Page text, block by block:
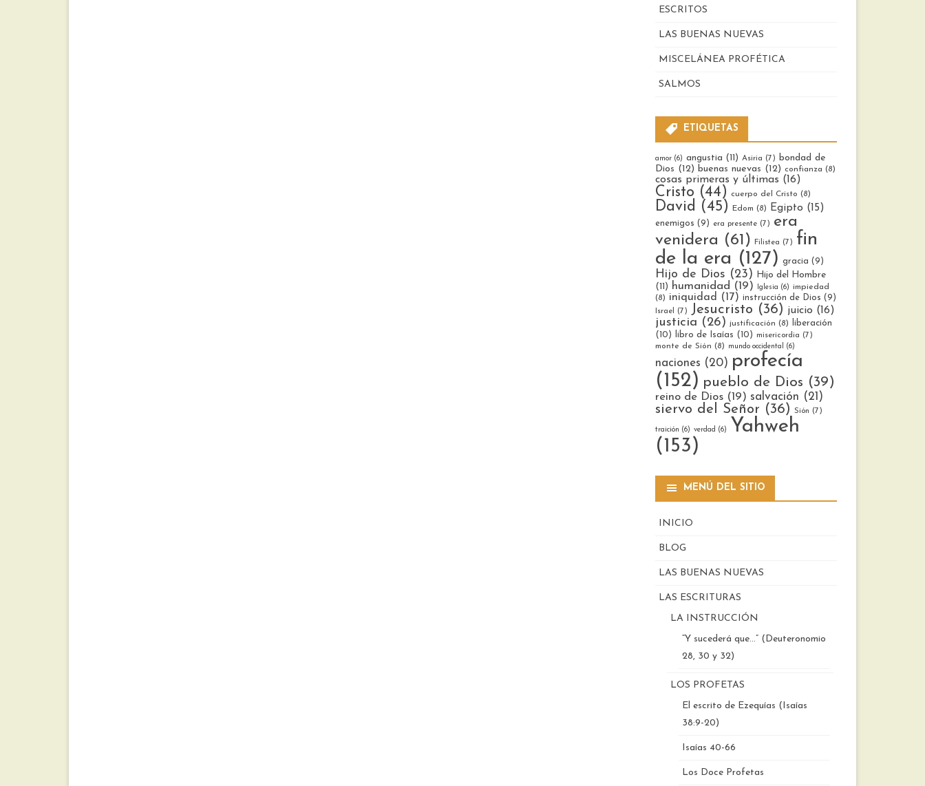
ESCRITOS
LAS BUENAS NUEVAS
MISCELÁNEA PROFÉTICA
SALMOS
ETIQUETAS
amor(6) angustia (11) Asiria (7) bondad de
Dios (12) buenas nuevas (12) confianza (8)
cosas primeras y últimas (16)
Cristo (44) cuerpo del Cristo (8)
David (45) Edom (8) Egipto (15)
enemigos (9) era presente(7) era
venidera (61) Filistea (7) fin
de la era (127) gracia (9)
Hijo de Dios (23)
Hijo del Hombre
(11)
humanidad (19) Iglesia (6) impiedad
(8) iniquidad (17) instrucción de Dios (9)
Israel (7) Jesucristo (36) juicio (16)
justicia (26) justificación (8)
liberación
(10)
libro de Isaías (10) misericordia (7)
monte de Sión (8) mundo occidental (6)
naciones (20) profecía
(152) pueblo de Dios (39)
reino de Dios(19) salvación (21)
siervo del Señor (36) Sión (7)
traición (6) verdad (6)
Yahweh
(153)
MENÚ DEL SITIO
INICIO
BLOG
LAS BUENAS NUEVAS
LAS ESCRITURAS
LA INSTRUCCIÓN
“Y sucederá que…” (Deuteronomio
28, 30 y 32)
LOS PROFETAS
El escrito de Ezequías (Isaías
38:9-20)
Isaías 40-66
Los Doce Profetas